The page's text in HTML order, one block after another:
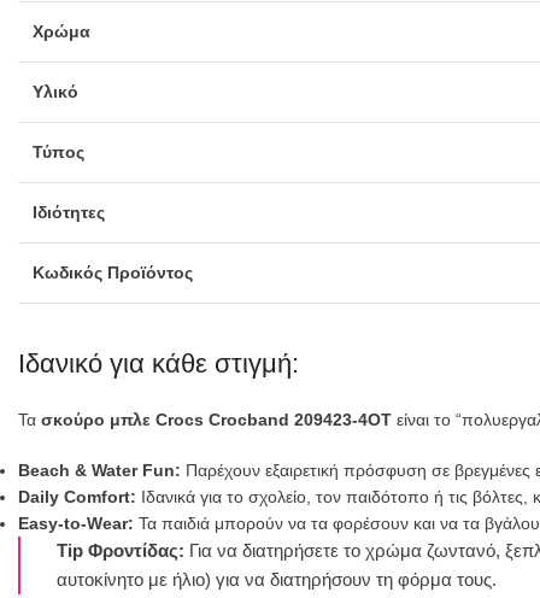
Χρώμα
Υλικό
Τύπος
Ιδιότητες
Κωδικός Προϊόντος
Ιδανικό για κάθε στιγμή:
Τα σκούρο μπλε Crocs Crocband 209423-4OT είναι το
Beach & Water Fun: Παρέχουν εξαιρετική πρόσφυση σε βρεγμένες
Daily Comfort: Ιδανικά για το σχολείο, τον παιδότοπο ή τις
Easy-to-Wear: Τα παιδιά μπορούν να τα φορέσουν και να τα
Tip Φροντίδας: Για να διατηρήσετε το χρώμα ζωντανό,
αυτοκίνητο με ήλιο) για να διατηρήσουν τη φόρμα τους.